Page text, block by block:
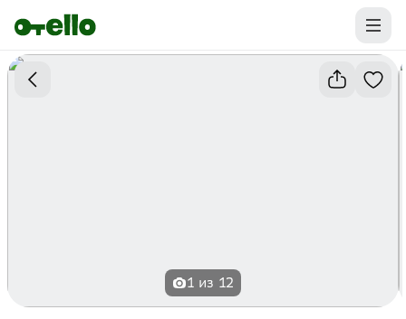
Промокоды на первую бронь уже ваши.
Забирайте выгоду
1 из 12